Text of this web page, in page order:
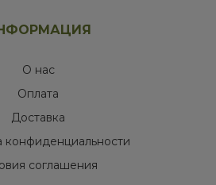
О нас
Оплата
Доставка
конфиденциальности
соглашения